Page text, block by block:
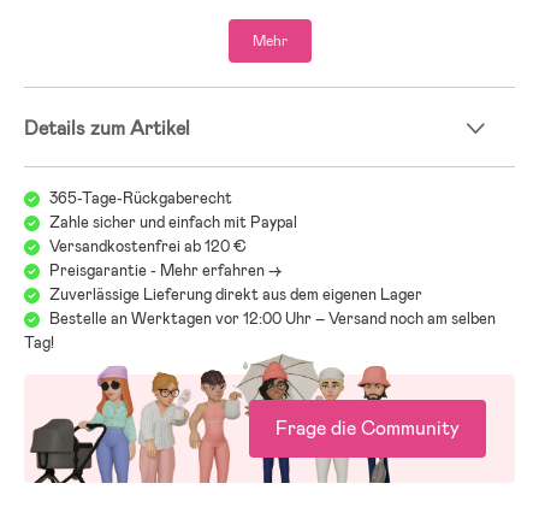
– Altersempfehlung: ab 3 Jahren.
– Holz, Sperrholz.
Mehr
Details zum Artikel
365-Tage-Rückgaberecht
Zahle sicher und einfach mit Paypal
Versandkostenfrei ab 120 €
Preisgarantie - Mehr erfahren ->
Zuverlässige Lieferung direkt aus dem eigenen Lager
Bestelle an Werktagen vor 12:00 Uhr – Versand noch am selben
Tag!
Frage die Community